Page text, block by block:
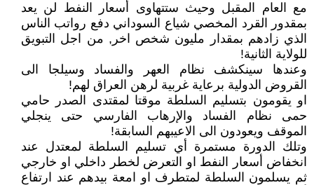
مع العام المقبل وحيث ستتهاوى أسعار النفط لن يعد
بمقدور القرد المخصي شياع السوداني دفع رواتب الناس
الذي زادهم بمقدار مليون شخص اخر, من اجل التبويق
للولاية الثانية!
وعندها سينكشف نظام العهر والفساد وسيلجا الى
القروض الدولية برعاية غربية لرهن العراق لهم!
او يقومون بتسليم السلطة موقتا لمقتدى الصدر حامي
حمى نظام الفساد والإرهاب الفارسي حتى ينجلي
الموقف ويعودون الى الاعيبهم السابقة!
وتلك الدورة مستمرة أي تسليم السلطة لمعتدل عند
انخفاض أسعار النفط او التعرض لخطر داخلي او خارجي
ثم يسلمون السلطة لمتطرف او امعة بيدهم عند ارتفاع